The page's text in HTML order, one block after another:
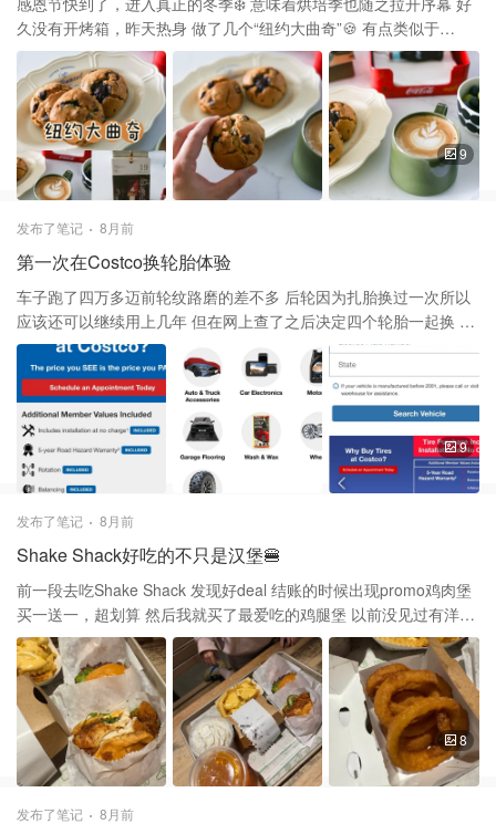
不错的 网上有不同的尺寸和花纹可供选择 想买实惠也可以先去实体
店比较价格
久没有开烤箱，昨天热身 做了几个“纽约大曲奇”🍪 有点类似于
chocolate cookie 不算特别成功，但无需用打发 手动打蛋器搅拌几
下就有的甜品 有手就会做，程序比想象中简单 👩🏻‍🍳材料： 黄油
100克 低粉 180克 白糖 20克 红糖 40克 鸡蛋 50克 大约1颗 泡打粉
1.2克 小苏打 1.2克 盐 1.2克 巧克力 150克 坚果（可选） 🥘制作过
程： ❶先把黄油室温软化 ❷加入两种糖手动打蛋器搅拌至蓬松完全
融合 ❸鸡蛋打散，分三次加入，每次充分搅匀 ❹过筛所有干粉类，
揉挫成面团 ❺加入巧克力碎和面团融合 ❻搓成等同大小6份冷藏40
分钟 ❼烤箱410度烤15分钟，出炉晾凉实用 我用了一半烘培巧克力
油比例少了一点，所以饼干里面没有那么柔软 配着咖啡又是一顿幸
福的下午茶☕️
9
发布了笔记 8月前
第一次在Costco换轮胎体验
车子跑了四万多迈前轮纹路磨的差不多 后轮因为扎胎换过一次所以
应该还可以继续用上几年 但在网上查了之后决定四个轮胎一起换 虽
然在几个月前做了年检轮胎🛞通过 但快到冬天为了确保安全还是决
定提前更换 以免在冰面上打滑并且还有可能会废刹车片 经过一段时
间的“功课”决定去 Costco 换 先说下流程： ✅去CostcoTire的官网
https://tires.costco.com ✅选择Tire 会让再打开一个外部链接 点击
会出现图3️⃣ 可以按照Plate搜索🔍也可以按购车年份和型号 来找到
匹配的轮胎🛞 也要留意一下自己本身车胎上的型号 ✅选择好之后选
择轮子的尺寸 是否选防爆胎，最后点击购买 过几天后收收到轮胎已
经到你指定的店面 通过email链接预约换轮胎的时间 通常Costco常
优惠$80 注意⚠️一定是整套才便宜 然后再加上黑卡返现2% 等于这
次轮胎优惠了一百多 为什么选择Costco ✔️省去到普通维修店面的讨
价还价 Costco的一口价不纠结 ✔️轮胎价格已经包含按装费 ✔️五年
warranty ✔️免费rotation ✔️免费Balancing ✔️免费检查胎压 ✔️免费补
胎 ✔️免费充气 我换轮胎的小插曲第一次跑错地方 我一直记得是另一
个店 结果七点多又马上马不停蹄去预约的店 到了已经超过预约十几
分钟 我给工作人员解释后还是帮我换了 当时快七点半，我逛完
Costco检票刚好打电话给我说好了 没超过一个小时效率超高 问了店
员如果以后想换其中一个 只要型号一样可以购买随时更换 最后发现
换完还是显示low pressure 工作人员耐心给我解释开一段时间会
restar Costco Tire center真的是换轮胎的首选
9
发布了笔记 8月前
Shake Shack好吃的不只是汉堡🍔
前一段去吃Shake Shack 发现好deal 结账的时候出现promo鸡肉堡
买一送一，超划算 然后我就买了最爱吃的鸡腿堡 以前没见过有洋葱
圈🧅 看到菜单上新加了必须支持💪🏻 洋葱圈虽然有点小贵，这么一
小盒五刀多 但是确实挺好吃的和他们家汉堡一样美味 小朋友每次必
点Milkshake 这次选了奥利奥口味 强烈推荐他们的鸡腿堡和洋葱圈
都超好吃 之前常常点牛肉汉堡single or double 他们家的牛肉饼也是
新鲜的肉做成肉饼 再加到汉堡面包🍔里 所以每次去跟店员点餐都像
是在一个大厨房里 厨房的店员都在用心的做着每一个汉堡 有浓浓的
烟火气，终于明白他们如何从餐车 变成知名的连锁店，隔一段就想
去吃一次 不时会有新品出现 薯条🍟加cheese也很好吃每次必点 记
8
发布了笔记 8月前